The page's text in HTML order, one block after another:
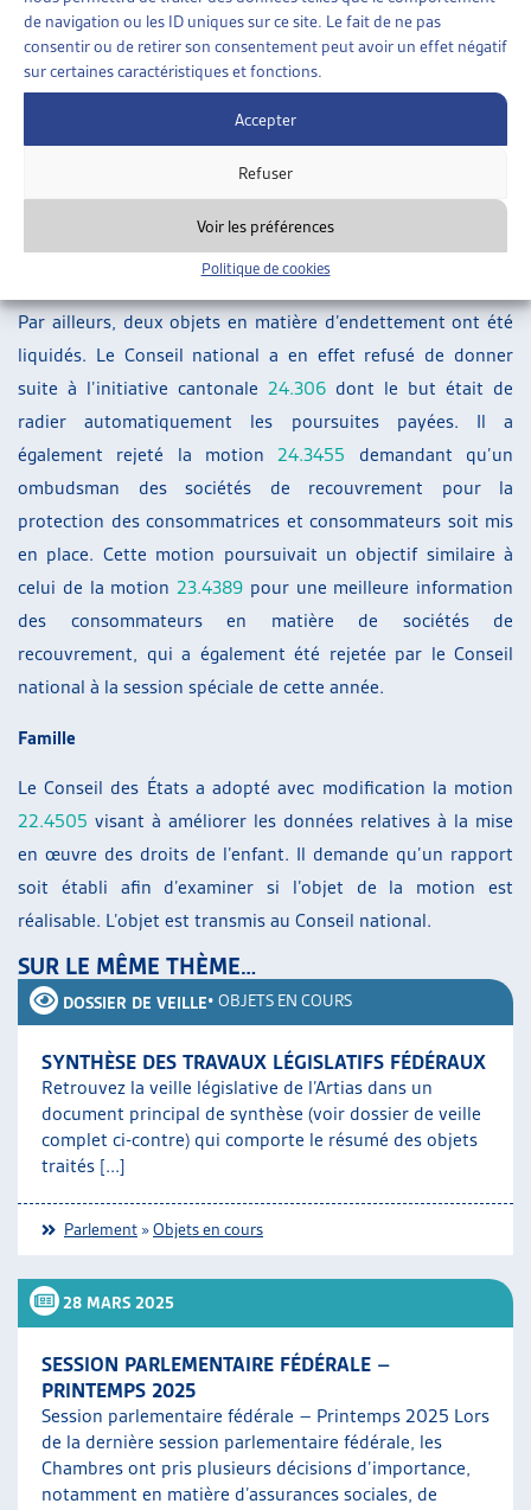
de navigation ou les ID uniques sur ce site. Le fait de ne pas
consentir ou de retirer son consentement peut avoir un effet négatif
sur certaines caractéristiques et fonctions.
Accepter
Refuser
Voir les préférences
Politique de cookies
l’Artias a publié en juin 2025 un article à ce propos (voir ci-
dessous « Sur le même thème… »).
Endettement
Le Conseil national a adhéré à la proposition de
modification du Conseil des États de la motion
souhaite réduire les émoluments en matière de poursuite et
de faillite. L’objet est transmis au Conseil fédéral pour
rédiger un projet de loi.
Par ailleurs, deux objets en matière d’endettement ont été
liquidés. Le Conseil national a en effet refusé de donner
suite à l’initiative cantonale 24.306 dont le but était de
radier automatiquement les poursuites payées. Il a
également rejeté la motion24.3455 demandant qu’un
ombudsman des sociétés de recouvrement pour la
protection des consommatrices et consommateurs soit mis
en place. Cette motion poursuivait un objectif similaire à
celui de la motion 23.4389 pour une meilleure information
des consommateurs en matière de sociétés de
recouvrement, qui a également été rejetée par le Conseil
national à la session spéciale de cette année.
Famille
Le Conseil des États a adopté avec modification la motion
22.4505 visant à améliorer les données relatives à la mise
en œuvre des droits de l’enfant. Il demande qu’un rapport
soit établi afin d’examiner si l’objet de la motion est
réalisable. L’objet est transmis au Conseil national.
SUR LE MÊME THÈME…
DOSSIER DE VEILLE• OBJETS EN COURS
SYNTHÈSE DES TRAVAUX LÉGISLATIFS FÉDÉRAUX
Retrouvez la veille législative de l’Artias dans un
document principal de synthèse (voir dossier de veille
complet ci-contre) qui comporte le résumé des objets
traités [...]
Parlement »Objets en cours
28 MARS 2025
SESSION PARLEMENTAIRE FÉDÉRALE –
PRINTEMPS 2025
Session parlementaire fédérale – Printemps 2025 Lors
de la dernière session parlementaire fédérale, les
Chambres ont pris plusieurs décisions d’importance,
notamment en matière d’assurances sociales, de